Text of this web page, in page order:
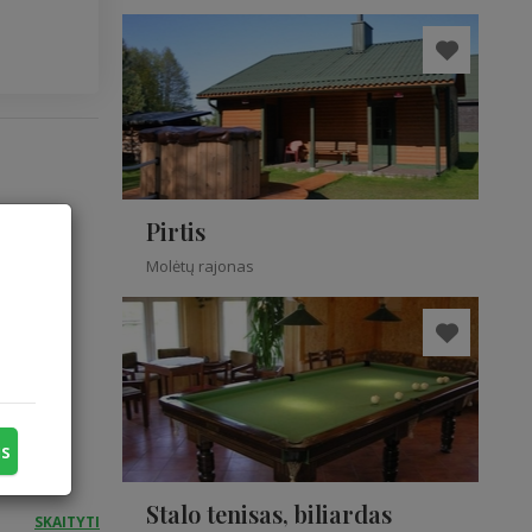
SKAITYTI
Pirtis
Molėtų rajonas
Stalo tenisas, biliardas